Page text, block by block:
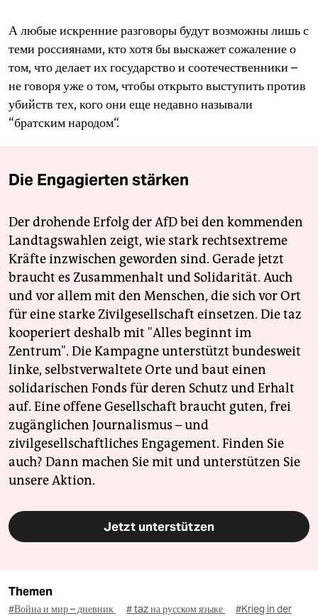
А любые искренние разговоры будут возможны лишь с
теми россиянами, кто хотя бы выскажет сожаление о
том, что делает их государство и соотечественники –
не говоря уже о том, чтобы открыто выступить против
убийств тех, кого они еще недавно называли
“братским народом“.
Die Engagierten stärken
Der drohende Erfolg der AfD bei den kommenden
Landtagswahlen zeigt, wie stark rechtsextreme
Kräfte inzwischen geworden sind. Gerade jetzt
braucht es Zusammenhalt und Solidarität. Auch
und vor allem mit den Menschen, die sich vor Ort
für eine starke Zivilgesellschaft einsetzen. Die taz
kooperiert deshalb mit "Alles beginnt im
Zentrum". Die Kampagne unterstützt bundesweit
linke, selbstverwaltete Orte und baut einen
solidarischen Fonds für deren Schutz und Erhalt
auf. Eine offene Gesellschaft braucht guten, frei
zugänglichen Journalismus – und
zivilgesellschaftliches Engagement. Finden Sie
auch? Dann machen Sie mit und unterstützen Sie
unsere Aktion.
Jetzt unterstützen
Themen
#Война и мир – дневник # taz на русском языке
#Krieg in der